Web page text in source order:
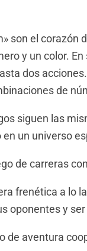
son el corazón
y un color.
dos
de
siguen las
un universo
de carreras
frenética a lo
oponentes y
de aventura